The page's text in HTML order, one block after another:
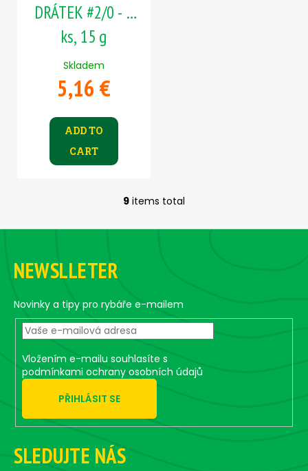
DRÁTEK #2/0 - 5
ks, 15 g
Skladem
5,16 €
ADD TO
CART
L
g
c
o
n
t
r
s
9 items total
F
NEWSLLETER
Novinky a tipy pro rybáře e-mailem
Vložením e-mailu souhlasíte s
podmínkami ochrany osobních údajů
PŘIHLÁSIT SE
SLEDUJTE NÁS